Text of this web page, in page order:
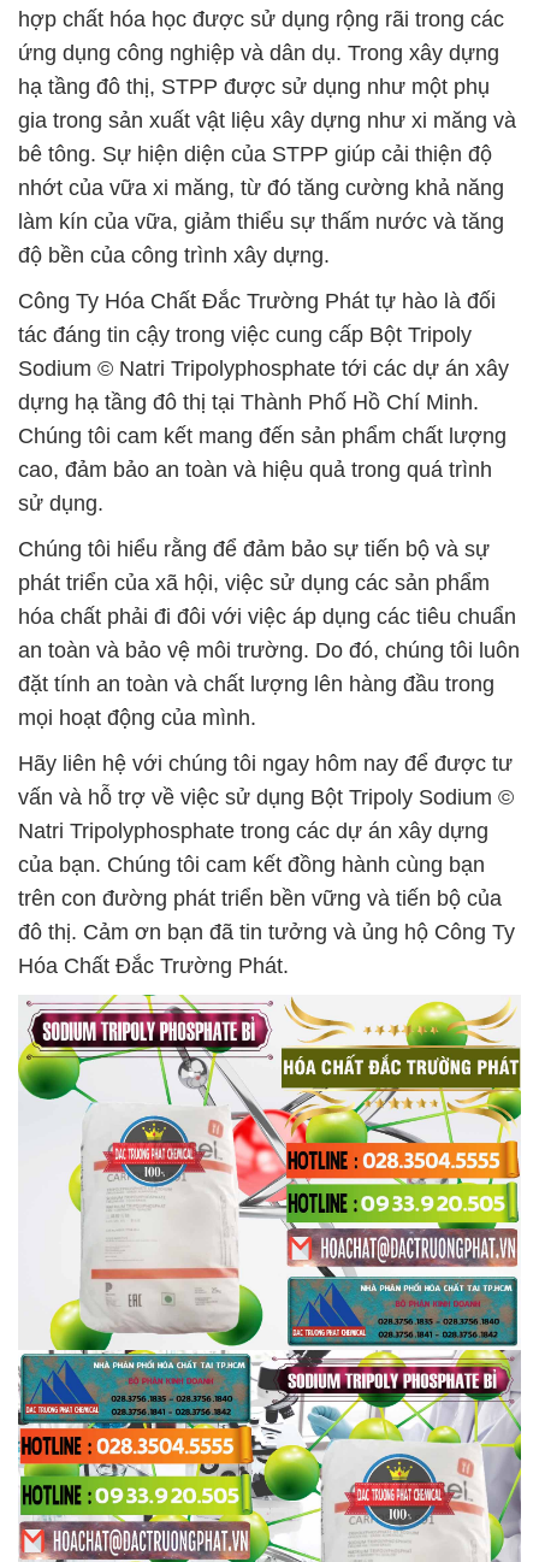
hợp chất hóa học được sử dụng rộng rãi trong các
ứng dụng công nghiệp và dân dụ. Trong xây dựng
hạ tầng đô thị, STPP được sử dụng như một phụ
gia trong sản xuất vật liệu xây dựng như xi măng và
bê tông. Sự hiện diện của STPP giúp cải thiện độ
nhớt của vữa xi măng, từ đó tăng cường khả năng
làm kín của vữa, giảm thiểu sự thấm nước và tăng
độ bền của công trình xây dựng.
Công Ty Hóa Chất Đắc Trường Phát tự hào là đối
tác đáng tin cậy trong việc cung cấp Bột Tripoly
Sodium © Natri Tripolyphosphate tới các dự án xây
dựng hạ tầng đô thị tại Thành Phố Hồ Chí Minh.
Chúng tôi cam kết mang đến sản phẩm chất lượng
cao, đảm bảo an toàn và hiệu quả trong quá trình
sử dụng.
Chúng tôi hiểu rằng để đảm bảo sự tiến bộ và sự
phát triển của xã hội, việc sử dụng các sản phẩm
hóa chất phải đi đôi với việc áp dụng các tiêu chuẩn
an toàn và bảo vệ môi trường. Do đó, chúng tôi luôn
đặt tính an toàn và chất lượng lên hàng đầu trong
mọi hoạt động của mình.
Hãy liên hệ với chúng tôi ngay hôm nay để được tư
vấn và hỗ trợ về việc sử dụng Bột Tripoly Sodium ©
Natri Tripolyphosphate trong các dự án xây dựng
của bạn. Chúng tôi cam kết đồng hành cùng bạn
trên con đường phát triển bền vững và tiến bộ của
đô thị. Cảm ơn bạn đã tin tưởng và ủng hộ Công Ty
Hóa Chất Đắc Trường Phát.